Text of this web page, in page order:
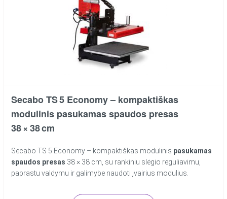
Secabo TS 5 Economy – kompaktiškas
modulinis pasukamas spaudos presas
38 × 38 cm
Secabo TS 5 Economy – kompaktiškas modulinis pasukamas
spaudos presas 38 × 38 cm, su rankiniu slėgio reguliavimu,
paprastu valdymu ir galimybe naudoti įvairius modulius.